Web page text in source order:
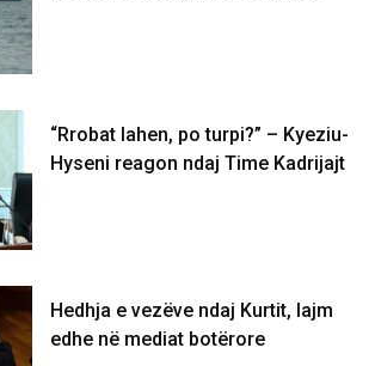
“Rrobat lahen, po turpi?” – Kyeziu-
Hyseni reagon ndaj Time Kadrijajt
Hedhja e vezëve ndaj Kurtit, lajm
edhe në mediat botërore